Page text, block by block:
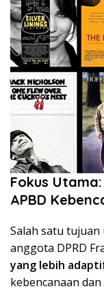
Fokus
APBD
Salah satu
anggota DPRD
yang lebih
kebencanaan